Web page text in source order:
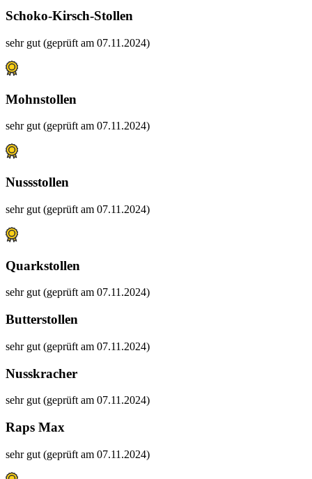
Schoko-Kirsch-Stollen
sehr gut (geprüft am 07.11.2024)
Mohnstollen
sehr gut (geprüft am 07.11.2024)
Nussstollen
sehr gut (geprüft am 07.11.2024)
Quarkstollen
sehr gut (geprüft am 07.11.2024)
Butterstollen
sehr gut (geprüft am 07.11.2024)
Nusskracher
sehr gut (geprüft am 07.11.2024)
Raps Max
sehr gut (geprüft am 07.11.2024)